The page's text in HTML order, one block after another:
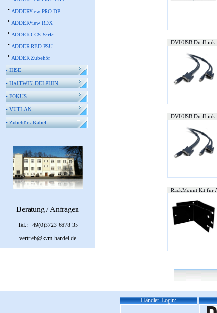
• ADDERView PRO DP
• ADDERView RDX
• ADDER CCS-Serie
• ADDER RED PSU
• ADDER Zubehör
•IHSE
•HAITWIN-DELPHIN
•FOKUS
•VUTLAN
•Zubehör / Kabel
Beratung / Anfragen
Tel.: +49(0)3723-6678-35
vertrieb@kvm-handel.de
DVI/USB DualLink
DVI/USB DualLink
RackMount Kit für
Händler-Login: